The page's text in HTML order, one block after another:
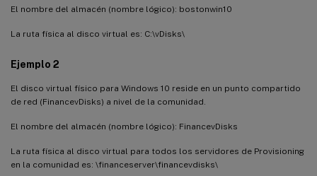
El nombre del almacén (nombre lógico): bostonwin10
La ruta física al disco virtual es: C:\vDisks\
Ejemplo 2
El disco virtual físico para Windows 10 reside en un punto compartido
de red (FinancevDisks) a nivel de la comunidad.
El nombre del almacén (nombre lógico): FinancevDisks
La ruta física al disco virtual para todos los servidores de Provisioning
en la comunidad es: \financeserver\financevdisks\